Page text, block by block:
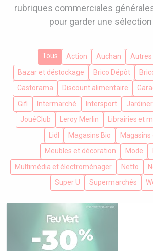
rubriques commerciales
pour garder une
Tous Action Auchan
Bazar et déstockage
Brico Dépôt
Castorama
Discount alimentaire
Gifi
Intermarché Intersport
JouéClub
Leroy Merlin
Librairies et
Lidl
Magasins Bio
Magasins
Meubles et décoration
Mode
Multimédia et électroménager
Netto
Super U
Supermarchés